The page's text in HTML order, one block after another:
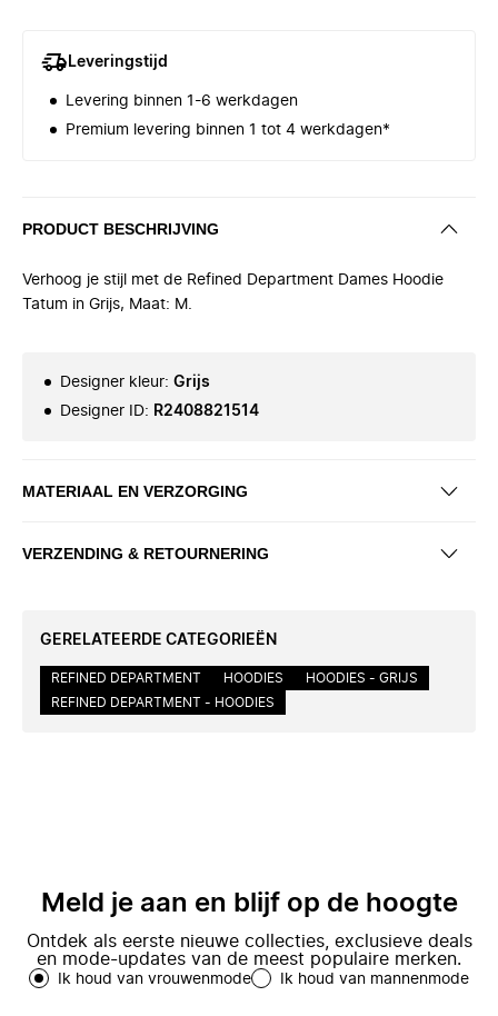
Leveringstijd
Levering binnen 1-6 werkdagen
Premium levering binnen 1 tot 4 werkdagen*
PRODUCT BESCHRIJVING
Verhoog je stijl met de Refined Department Dames Hoodie
Tatum in Grijs, Maat: M.
Designer kleur: Grijs
Designer ID: R2408821514
MATERIAAL EN VERZORGING
VERZENDING & RETOURNERING
GERELATEERDE CATEGORIEËN
REFINED DEPARTMENT HOODIES
HOODIES - GRIJS
REFINED DEPARTMENT - HOODIES
Meld je aan en blijf op de hoogte
Ontdek als eerste nieuwe collecties, exclusieve deals
en mode-updates van de meest populaire merken.
Ik houd van vrouwenmode Ik houd van mannenmode